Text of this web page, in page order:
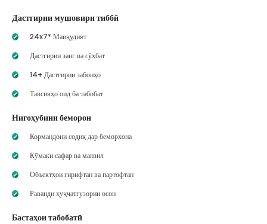
Дастгирии мушовири тиббӣ
24x7* Мавҷудият
Дастгирии занг ва сӯҳбат
14+ Дастгирии забонҳо
Тавсияҳо оид ба табобат
Нигоҳубини беморон
Кормандони содиқ дар беморхона
Кӯмаки сафар ва манзил
Объектҳои гирифтан ва партофтан
Раванди ҳуҷҷатгузории осон
Бастаҳои табобатӣ